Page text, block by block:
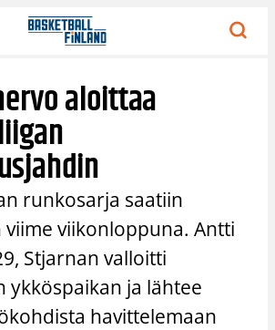
aloittaa
runkosarja saatiin
viime viikonloppuna. Antti
Stjarnan valloitti
ykköspaikan ja lähtee
havittelemaan